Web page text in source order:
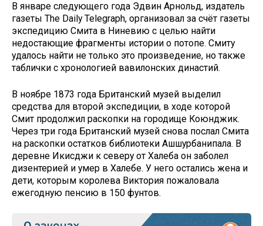
В январе следующего года Эдвин Арнольд, издатель
газеты The Daily Telegraph, организовал за счёт газеты
экспедицию Смита в Ниневию с целью найти
недостающие фрагменты истории о потопе. Смиту
удалось найти не только это произведение, но также
таблички с хронологией вавилонских династий.
В ноябре 1873 года Британский музей выделил
средства для второй экспедиции, в ходе которой
Смит продолжил раскопки на городище Коюнджик.
Через три года Британский музей снова послал Смита
на раскопки остатков библиотеки Ашшурбанипала. В
деревне Икисджи к северу от Халеба он заболел
дизентерией и умер в Халебе. У него остались жена и
дети, которым королева Виктория пожаловала
ежегодную пенсию в 150 фунтов.